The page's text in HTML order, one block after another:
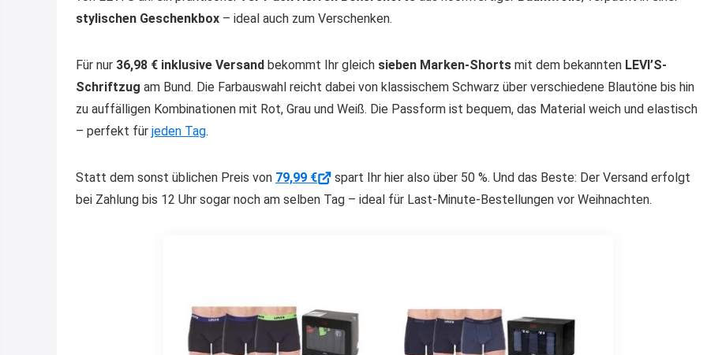
stylischen Geschenkbox – ideal auch zum Verschenken.
Für nur 36,98 € inklusive Versand bekommt Ihr gleich sieben Marken-Shorts mit dem bekannten LEVI’S-
Schriftzug am Bund. Die Farbauswahl reicht dabei von klassischem Schwarz über verschiedene Blautöne bis hin
zu auffälligen Kombinationen mit Rot, Grau und Weiß. Die Passform ist bequem, das Material weich und elastisch
– perfekt für jeden Tag.
Statt dem sonst üblichen Preis von 79,99 €
spart Ihr hier also über 50 %. Und das Beste: Der Versand erfolgt
bei Zahlung bis 12 Uhr sogar noch am selben Tag – ideal für Last-Minute-Bestellungen vor Weihnachten.